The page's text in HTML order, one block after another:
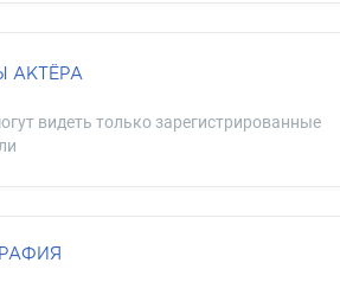
АКТЁРА
видеть только зарегистрированные